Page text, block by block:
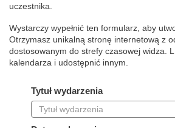
uczestnika.
Wystarczy wypełnić ten formularz, aby
Otrzymasz unikalną stronę internetową z
dostosowanym do strefy czasowej widza.
kalendarza i udostępnić innym.
Tytuł wydarzenia